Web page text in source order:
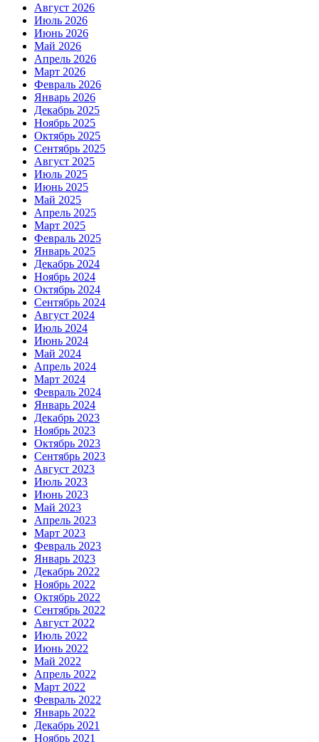
Август 2026
Июль 2026
Июнь 2026
Май 2026
Апрель 2026
Март 2026
Февраль 2026
Январь 2026
Декабрь 2025
Ноябрь 2025
Октябрь 2025
Сентябрь 2025
Август 2025
Июль 2025
Июнь 2025
Май 2025
Апрель 2025
Март 2025
Февраль 2025
Январь 2025
Декабрь 2024
Ноябрь 2024
Октябрь 2024
Сентябрь 2024
Август 2024
Июль 2024
Июнь 2024
Май 2024
Апрель 2024
Март 2024
Февраль 2024
Январь 2024
Декабрь 2023
Ноябрь 2023
Октябрь 2023
Сентябрь 2023
Август 2023
Июль 2023
Июнь 2023
Май 2023
Апрель 2023
Март 2023
Февраль 2023
Январь 2023
Декабрь 2022
Ноябрь 2022
Октябрь 2022
Сентябрь 2022
Август 2022
Июль 2022
Июнь 2022
Май 2022
Апрель 2022
Март 2022
Февраль 2022
Январь 2022
Декабрь 2021
Ноябрь 2021